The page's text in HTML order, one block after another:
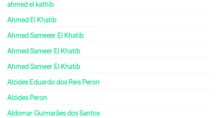
ahmed el kathib
Ahmed El Khatib
Ahmed Sameeer El Khatib
Ahmed Sameer El Khatib
Ahmed Sameer El Khatib
Alcides Eduardo dos Reis Peron
Alcides Peron
Aldomar Guimarães dos Santos